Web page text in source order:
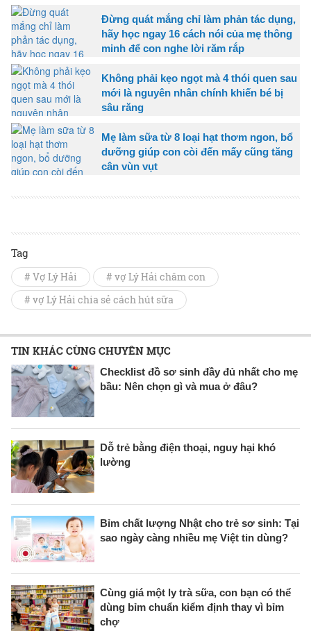
Đừng quát mắng chỉ làm phản tác dụng,
hãy học ngay 16 cách nói của mẹ thông
minh để con nghe lời răm rắp
Không phải kẹo ngọt mà 4 thói quen sau
mới là nguyên nhân chính khiến bé bị
sâu răng
Mẹ làm sữa từ 8 loại hạt thơm ngon, bổ
dưỡng giúp con còi đến mấy cũng tăng
cân vùn vụt
Tag
# Vợ Lý Hải
# vợ Lý Hải chăm con
# vợ Lý Hải chia sẻ cách hút sữa
TIN KHÁC CÙNG CHUYÊN MỤC
Checklist đồ sơ sinh đầy đủ nhất cho mẹ
bầu: Nên chọn gì và mua ở đâu?
Dỗ trẻ bằng điện thoại, nguy hại khó
lường
Bỉm chất lượng Nhật cho trẻ sơ sinh: Tại
sao ngày càng nhiều mẹ Việt tin dùng?
Cùng giá một ly trà sữa, con bạn có thể
dùng bỉm chuẩn kiểm định thay vì bỉm
chợ